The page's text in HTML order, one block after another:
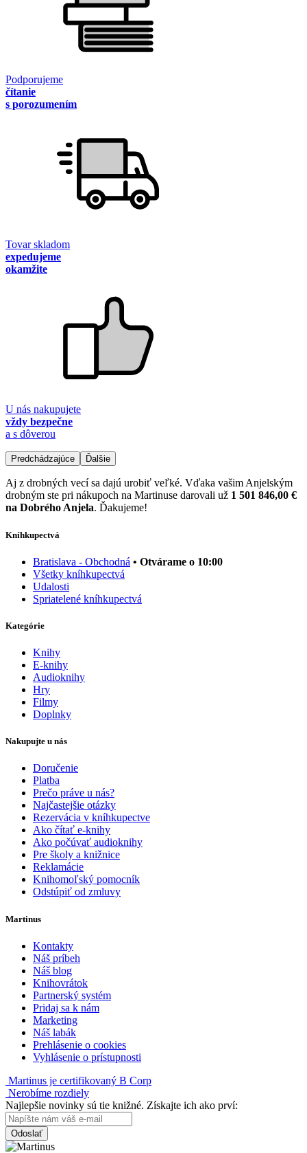
Podporujeme
čítanie
s porozumením
Tovar skladom
expedujeme
okamžite
U nás nakupujete
vždy bezpečne
a s dôverou
Predchádzajúce Ďalšie
Aj z drobných vecí sa dajú urobiť veľké. Vďaka vašim Anjelským
drobným ste pri nákupoch na Martinuse darovali už 1 501 846,00 €
na Dobrého Anjela. Ďakujeme!
Kníhkupectvá
Bratislava - Obchodná • Otvárame o 10:00
Všetky kníhkupectvá
Udalosti
Spriatelené kníhkupectvá
Kategórie
Knihy
E-knihy
Audioknihy
Hry
Filmy
Doplnky
Nakupujte u nás
Doručenie
Platba
Prečo práve u nás?
Najčastejšie otázky
Rezervácia v kníhkupectve
Ako čítať e-knihy
Ako počúvať audioknihy
Pre školy a knižnice
Reklamácie
Knihomoľský pomocník
Odstúpiť od zmluvy
Martinus
Kontakty
Náš príbeh
Náš blog
Knihovrátok
Partnerský systém
Pridaj sa k nám
Marketing
Náš labák
Prehlásenie o cookies
Vyhlásenie o prístupnosti
Martinus je certifikovaný B Corp
Nerobíme rozdiely
Najlepšie novinky sú tie knižné. Získajte ich ako prví:
Odoslať